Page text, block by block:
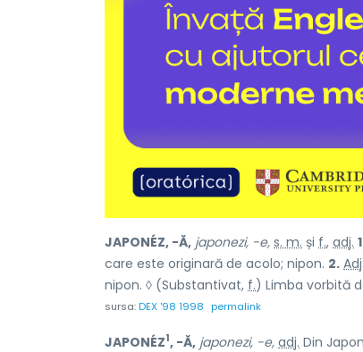
JAPONÉZ, -Ă, japonezi, -e, s. m. și f., adj.
care este originară de acolo; nipon. 2. Adj.
nipon. ◊ (Substantivat, f.) Limba vorbită
sursa:DEX '98 1998 permalink
JAPONÉZ1, -Ă, japonezi, -e, adj. Din